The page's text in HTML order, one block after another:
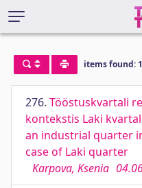
items found:
276. Tööstuskvartali
kontekstis Laki
an industrial quarter
case of Laki quarter
Karpova, Ksenia